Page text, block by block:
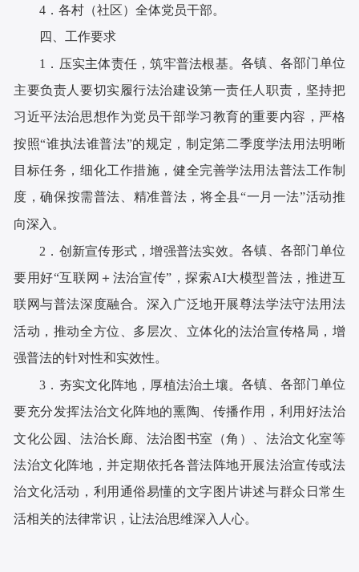
4．各村（社区）全体党员干部。
四、工作要求
1．压实主体责任，筑牢普法根基。各镇、各部门单位
主要负责人要切实履行法治建设第一责任人职责，坚持把
习近平法治思想作为党员干部学习教育的重要内容，严格
按照“谁执法谁普法”的规定，制定第二季度学法用法明晰
目标任务，细化工作措施，健全完善学法用法普法工作制
度，确保按需普法、精准普法，将全县“一月一法”活动推
向深入。
2．创新宣传形式，增强普法实效。各镇、各部门单位
要用好“互联网＋法治宣传”，探索AI大模型普法， 推进互
联网与普法深度融合。深入广泛地开展尊法学法守法用法
活动，推动全方位、多层次、立体化的法治宣传格局， 增
强普法的针对性和实效性。
3 ．夯实文化阵地，厚植法治土壤。各镇、各部门单位
要充分发挥法治文化阵地的熏陶、传播作用，利用好法治
文化公园、法治长廊、法治图书室（角）、法治文化室等
法治文化阵地，并定期依托各普法阵地开展法治宣传或法
治文化活动，利用通俗易懂的文字图片讲述与群众日常生
活相关的法律常识，让法治思维深入人心。